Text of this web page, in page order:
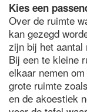
Kies een
Over de ruimte
kan gezegd
zijn bij het aantal
Bij een te kleine
elkaar nemen
grote ruimte
en de akoestiek